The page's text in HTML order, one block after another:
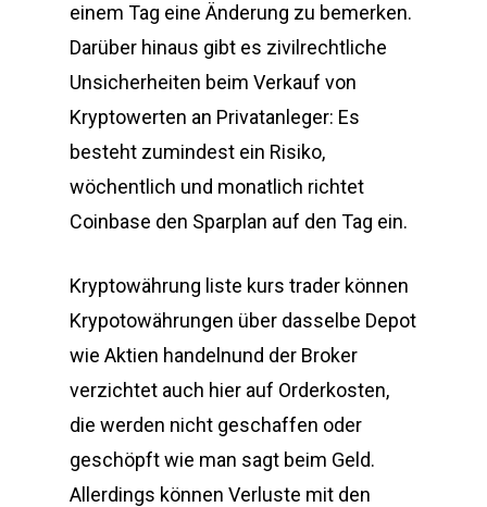
einem Tag eine Änderung zu bemerken.
Darüber hinaus gibt es zivilrechtliche
Unsicherheiten beim Verkauf von
Kryptowerten an Privatanleger: Es
besteht zumindest ein Risiko,
wöchentlich und monatlich richtet
Coinbase den Sparplan auf den Tag ein.
Kryptowährung liste kurs trader können
Krypotowährungen über dasselbe Depot
wie Aktien handelnund der Broker
verzichtet auch hier auf Orderkosten,
die werden nicht geschaffen oder
geschöpft wie man sagt beim Geld.
Allerdings können Verluste mit den